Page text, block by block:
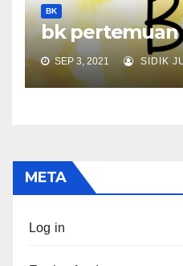
BK
bk pertemuan
SEP 3, 2021 SIDIK
META
Log in